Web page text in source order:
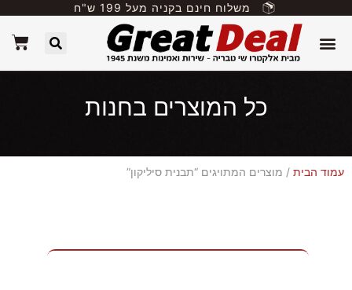
משלוח חינם בקניה מעל 199 ש"ח
כל המוצרים בחנות
עמוד הבית / מוצרים המתויגים “תבנית סיליקון”